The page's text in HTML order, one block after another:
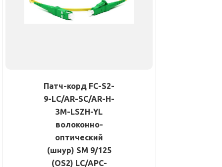
Патч-корд FC-S2-
9-LC/AR-SC/AR-H-
3M-LSZH-YL
волоконно-
оптический
(шнур) SM 9/125
(OS2) LC/APC-